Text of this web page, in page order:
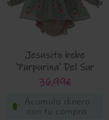
Jesusito bebe
'Purpurina' Del Sur
2076
36,99€
Acumula dinero
con tu compra